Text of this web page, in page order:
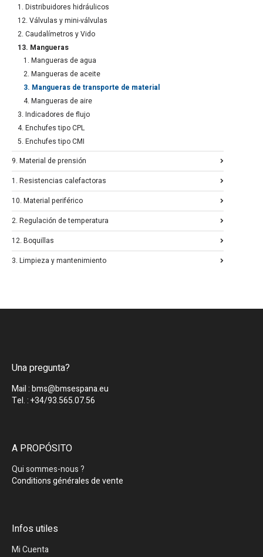
1. Distribuidores hidráulicos
12. Válvulas y mini-válvulas
2. Caudalímetros y Vido
13. Mangueras
1. Mangueras de agua
2. Mangueras de aceite
3. Mangueras de transporte de material
4. Mangueras de aire
3. Indicadores de flujo
4. Enchufes tipo CPL
5. Enchufes tipo CMI
9. Material de prensión
1. Resistencias calefactoras
10. Material periférico
2. Regulación de temperatura
12. Boquillas
3. Limpieza y mantenimiento
Una pregunta?
Mail : bms@bmsespana.eu
Tel. : +34/93.565.07.56
A PROPÓSITO
Qui sommes-nous ?
Conditions générales de vente
Infos utiles
Mi Cuenta